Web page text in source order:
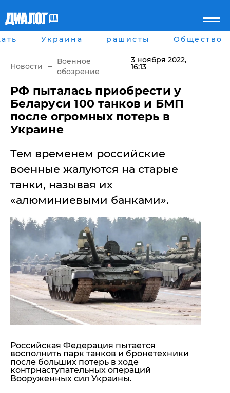
Главная
рассея
Беларусь
Военное обозрение
Наука и Техника
Экономика
Мнение
Пресса
Здоровье
Украина
Культура
Города
Луганск
Харьков
Днепр
Львов
Одесса
Война на Донбассе и в
Крыму
"ДНР"
"ЛНР"
Оккупация Крыма
Новости Крыма
Донбасс
Армия Украины
Лайф стайл
Помощь проекту
Стиль Диалога
Шоу-биз
Культура
Общество
Пресс-релизы
Пресс-релизы
Авторское
Мнение
Украина рашисты Общество
Новости
Военное
обозрение
3 ноября 2022,
16:13
РФ пыталась приобрести у
Беларуси 100 танков и БМП
после огромных потерь в
Украине
Тем временем российские
военные жалуются на старые
танки, называя их
«алюминиевыми банками».
Российская Федерация пытается
восполнить парк танков и бронетехники
после больших потерь в ходе
контрнаступательных операций
Вооруженных сил Украины.